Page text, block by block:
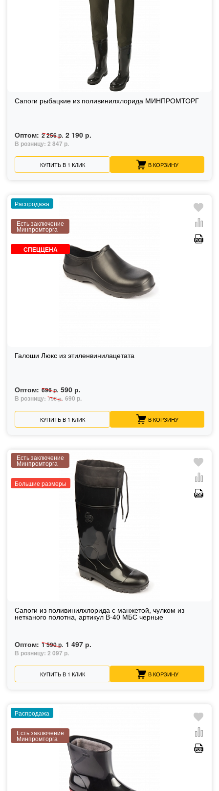
Сапоги рыбацкие из поливинилхлорида МИНПРОМТОРГ
Оптом: 2 256 р. 2 190 р.
В розницу: 2 847 р.
КУПИТЬ В 1 КЛИК В КОРЗИНУ
Распродажа
Есть заключение
Минпромторга
СПЕЦЦЕНА
Галоши Люкс из этиленвинилацетата
Оптом: 696 р. 590 р.
В розницу: 798 р. 690 р.
КУПИТЬ В 1 КЛИК В КОРЗИНУ
Есть заключение
Минпромторга
Большие размеры
Сапоги из поливинилхлорида с манжетой, чулком из
нетканого полотна, артикул В-40 МБС черные
Оптом: 1 590 р. 1 497 р.
В розницу: 2 097 р.
КУПИТЬ В 1 КЛИК В КОРЗИНУ
Распродажа
Есть заключение
Минпромторга